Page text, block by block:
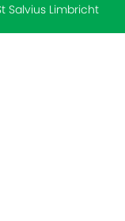
Salvius Limbricht